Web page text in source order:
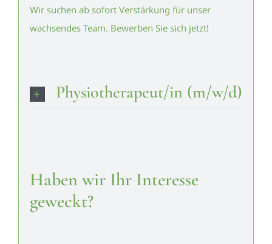
Wir suchen ab sofort Verstärkung für unser
wachsendes Team. Bewerben Sie sich jetzt!
Physiotherapeut/in (m/w/d)
Haben wir Ihr Interesse
geweckt?